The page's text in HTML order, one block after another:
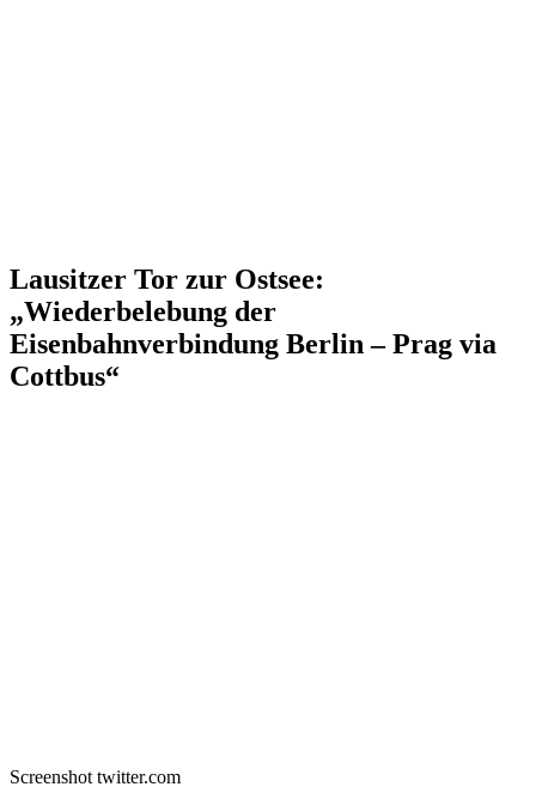
Lausitzer Tor zur Ostsee:
„Wiederbelebung der
Eisenbahnverbindung Berlin – Prag via
Cottbus“
Screenshot twitter.com